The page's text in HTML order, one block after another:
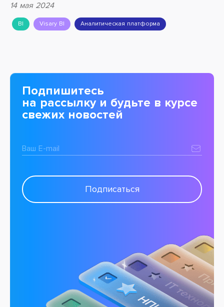
14 мая 2024
BI Visary BI Аналитическая платформа
Подпишитесь
на рассылку и будьте в курсе
свежих новостей
Ваш E-mail
Подписаться